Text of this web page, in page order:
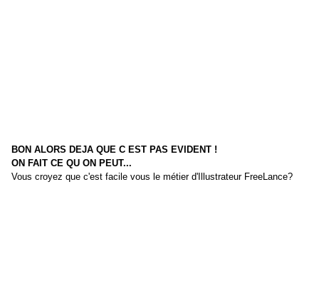
BON ALORS DEJA QUE C EST PAS EVIDENT !
ON FAIT CE QU ON PEUT...
Vous croyez que c'est facile vous le métier d'Illustrateur FreeLance?